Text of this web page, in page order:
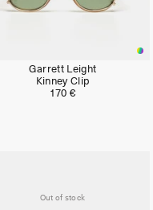
Garrett Leight
Kinney Clip
170 €
Out of stock